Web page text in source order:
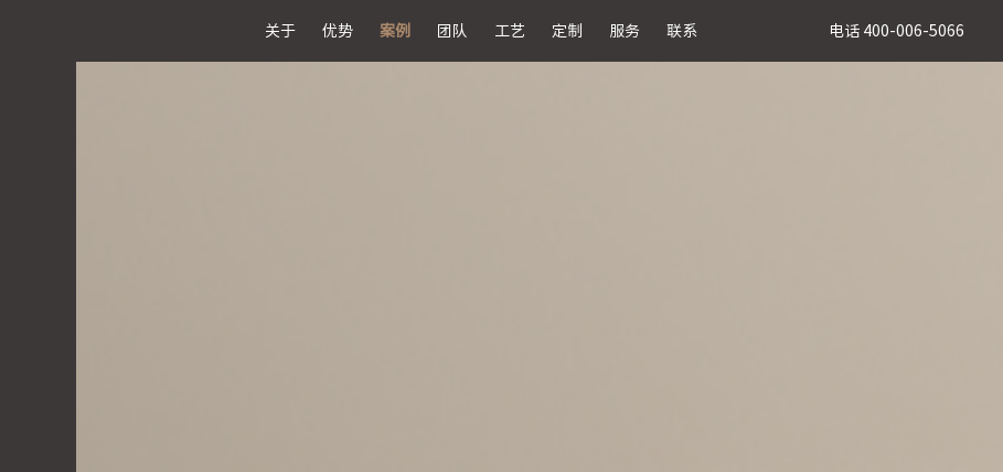
关于 优势 案例 团队 工艺 定制 服务 联系 电话 400-006-5066